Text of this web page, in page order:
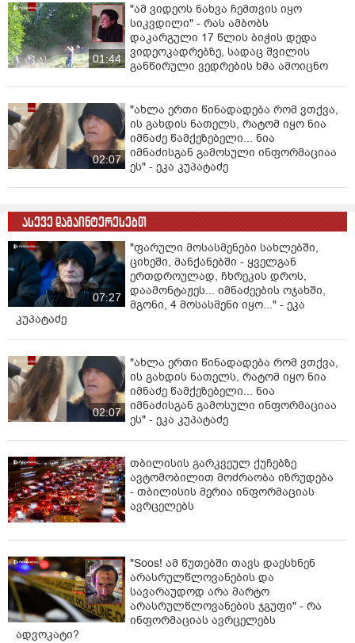
01:44
"ამ ვიდეოს ნახვა ჩემთვის იყო
სიკვდილი" - რას ამბობს
დაკარგული 17 წლის ბიჭის დედა
ვიდეოკადრებზე, სადაც შვილის
განწირული ვედრების ხმა ამოიცნო
02:07
"ახლა ერთი წინადადება რომ ვთქვა,
ის გახდის ნათელს, რატომ იყო ნია
იმნაძე წამქეზებელი... ნია
იმნაძისგან გამოსული ინფორმაციაა
ეს" - ეკა კუპატაძე
ასევე დაგაინტერესებთ
07:27
"ფარული მოსასმენები სახლებში,
ციხეში, მანქანებში - ყველგან
ერთდროულად, ჩხრეკის დროს,
დაამონტაჟეს... იმნაძეების ოჯახში,
მგონი, 4 მოსასმენი იყო..." - ეკა
კუპატაძე
02:07
"ახლა ერთი წინადადება რომ ვთქვა,
ის გახდის ნათელს, რატომ იყო ნია
იმნაძე წამქეზებელი... ნია
იმნაძისგან გამოსული ინფორმაციაა
ეს" - ეკა კუპატაძე
თბილისის გარკვეულ ქუჩებზე
ავტომობილით მოძრაობა იზრუდება
- თბილისის მერია ინფორმაციას
ავრცელებს
"Soos! ამ წუთებში თავს დაესხნენ
არასრულწლოვანების და
სავარაუდოდ არა მარტო
არასრულწლოვანების ჯგუფი" - რა
ინფორმაციას ავრცელებს
ადვოკატი?